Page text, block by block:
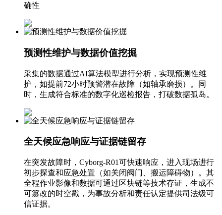
确性
预测性维护与数据价值挖掘
采集的数据通过AI算法模型进行分析，实现预测性维
护，如提前72小时预警潜在故障（如轴承磨损）。同
时，生成符合标准的数字化巡检报告，打破数据孤岛。
全天候应急响应与证据链留存
在突发故障时，Cyborg-R01可快速响应，进入现场进行
初步探查和应急处置（如关闭阀门、搬运障碍物）。其
全程作业影像和数据可通过区块链等技术存证，生成不
可篡改的时空戳，为事故分析和责任认定提供司法级可
信证据。